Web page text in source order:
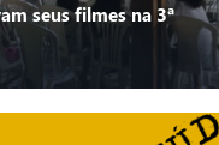
seus filmes na 3ª